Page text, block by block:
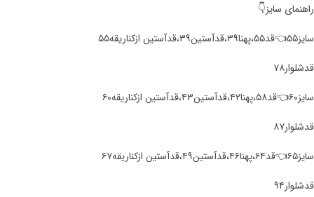
راهنمای سایز👇
سایز۵۵👈قد۵۵،پهنا۳۹،قدآستین۳۹،قدآستین ازکناریقه۵۵
قد‌شلوار۷۸
سایز۶۰👈قد۵۸،پهنا۴۲،قدآستین۴۳،قدآستین ازکناریقه۶۰
قد‌شلوار۸۷
سایز۶۵👈قد۶۴،پهنا۴۶،قدآستین۴۹،قدآستین ازکناریقه۶۷
قد‌شلوار۹۴